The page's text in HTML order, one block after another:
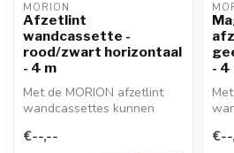
MORION
Afzetlint
wandcassette -
rood/zwart horizontaal
- 4 m
Met de MORION afzetlint
wandcassettes kunnen
snel en effe...
€--,--
- 4